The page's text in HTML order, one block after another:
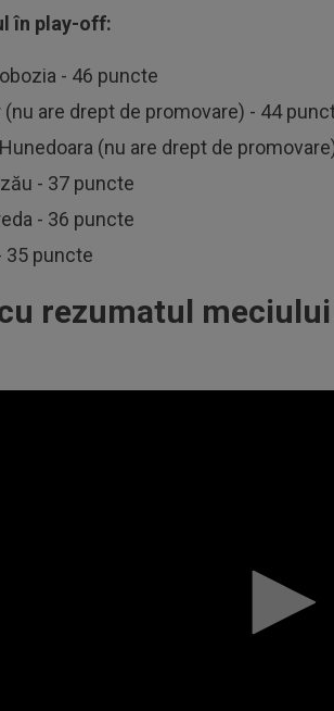
în play-off:
- 46 puncte
(nu are drept de promovare) - 44
(nu are drept de
- 37 puncte
- 36 puncte
35 puncte
rezumatul